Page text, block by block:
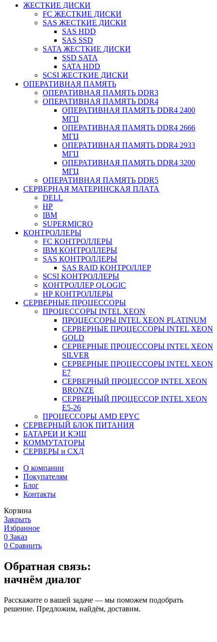
ЖЕСТКИЕ ДИСКИ
FC ЖЕСТКИЕ ДИСКИ
SAS ЖЕСТКИЕ ДИСКИ
SAS HDD
SAS SSD
SATA ЖЕСТКИЕ ДИСКИ
SSD SATA
SATA HDD
SCSI ЖЕСТКИЕ ДИСКИ
ОПЕРАТИВНАЯ ПАМЯТЬ
ОПЕРАТИВНАЯ ПАМЯТЬ DDR3
ОПЕРАТИВНАЯ ПАМЯТЬ DDR4
ОПЕРАТИВНАЯ ПАМЯТЬ DDR4 2400
МГЦ
ОПЕРАТИВНАЯ ПАМЯТЬ DDR4 2666
МГЦ
ОПЕРАТИВНАЯ ПАМЯТЬ DDR4 2933
МГЦ
ОПЕРАТИВНАЯ ПАМЯТЬ DDR4 3200
МГЦ
ОПЕРАТИВНАЯ ПАМЯТЬ DDR5
СЕРВЕРНАЯ МАТЕРИНСКАЯ ПЛАТА
DELL
HP
IBM
SUPERMICRO
КОНТРОЛЛЕРЫ
FC КОНТРОЛЛЕРЫ
IBM КОНТРОЛЛЕРЫ
SAS КОНТРОЛЛЕРЫ
SAS RAID КОНТРОЛЛЕР
SCSI КОНТРОЛЛЕРЫ
КОНТРОЛЛЕР QLOGIC
НР КОНТРОЛЛЕРЫ
СЕРВЕРНЫЕ ПРОЦЕССОРЫ
ПРОЦЕССОРЫ INTEL XEON
ПРОЦЕССОРЫ INTEL XEON PLATINUM
СЕРВЕРНЫЕ ПРОЦЕССОРЫ INTEL XEON
GOLD
СЕРВЕРНЫЕ ПРОЦЕССОРЫ INTEL XEON
SILVER
СЕРВЕРНЫЕ ПРОЦЕССОРЫ INTEL XEON
Е7
СЕРВЕРНЫЙ ПРОЦЕССОР INTEL XEON
BRONZE
СЕРВЕРНЫЙ ПРОЦЕССОР INTEL XEON
Е5-26
ПРОЦЕССОРЫ AMD EPYC
СЕРВЕРНЫЙ БЛОК ПИТАНИЯ
БАТАРЕИ И КЭШ
КОММУТАТОРЫ
СЕРВЕРЫ и СХД
О компании
Покупателям
Блог
Контакты
Корзина
Закрыть
Избранное
0 Заказ
0 Сравнить
Обратная связь:
начнём диалог
Расскажите о вашей задаче — мы поможем подобрать
решение. Предложим, найдём, доставим.